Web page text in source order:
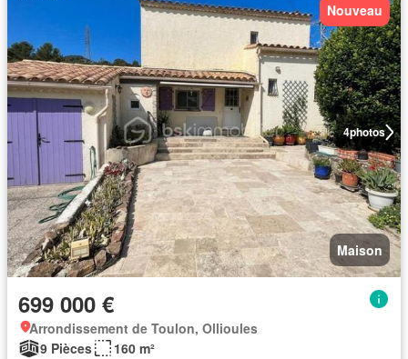
4photos
Nouveau
Maison
699 000 €
Arrondissement de Toulon, Ollioules
9 Pièces
160 m²